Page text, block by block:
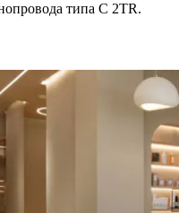
типа C 2TR.